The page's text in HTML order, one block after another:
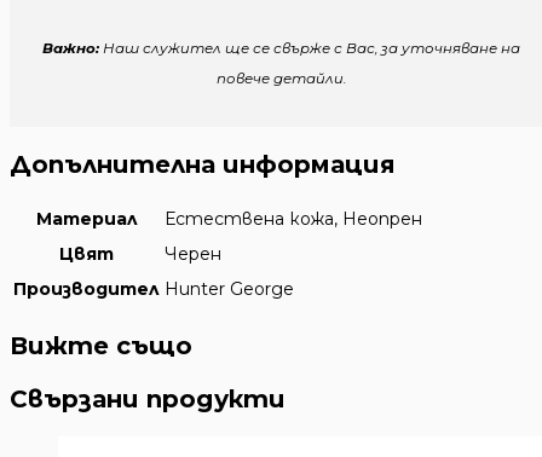
Важно:Наш служител ще се свърже с Вас, за уточняване на
повече детайли.
Допълнителна информация
Материал
Естествена кожа, Неопрен
Цвят
Черен
Производител Hunter George
Вижте също
Свързани продукти